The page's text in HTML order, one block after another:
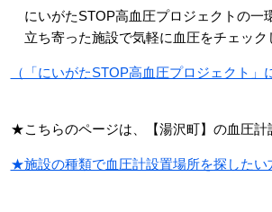
にいがたSTOP高血圧プロジェクトの一
立ち寄った施設で気軽に血圧をチェック
（「にいがたSTOP高血圧プロジェクト」
★こちらのページは、【湯沢町】の血圧計
★施設の種類で血圧計設置場所を探したい